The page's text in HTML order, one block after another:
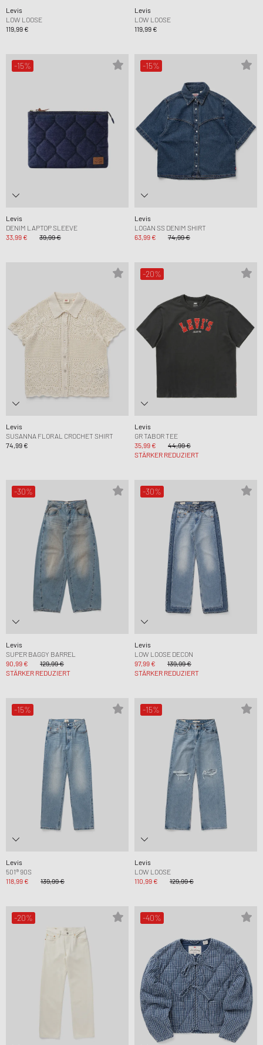
Levis
LOW LOOSE
119,99 €
Levis
LOW LOOSE
119,99 €
-15%
Levis
DENIM LAPTOP SLEEVE
33,99 €
39,99 €
-15%
Levis
LOGAN SS DENIM SHIRT
63,99 €
74,99 €
Levis
SUSANNA FLORAL CROCHET SHIRT
74,99 €
-20%
Levis
GR TABOR TEE
35,99 €
44,99 €
STÄRKER REDUZIERT
-30%
Levis
SUPER BAGGY BARREL
90,99 €
129,99 €
STÄRKER REDUZIERT
-30%
Levis
LOW LOOSE DECON
97,99 €
139,99 €
STÄRKER REDUZIERT
-15%
Levis
501® 90S
118,99 €
139,99 €
-15%
Levis
LOW LOOSE
110,99 €
129,99 €
-20% -40%